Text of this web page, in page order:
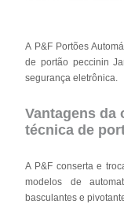
A P&F Portões
de portão peccinin
segurança eletrônica.
Vantagens da
técnica de
A P&F conserta e
modelos de
basculantes e